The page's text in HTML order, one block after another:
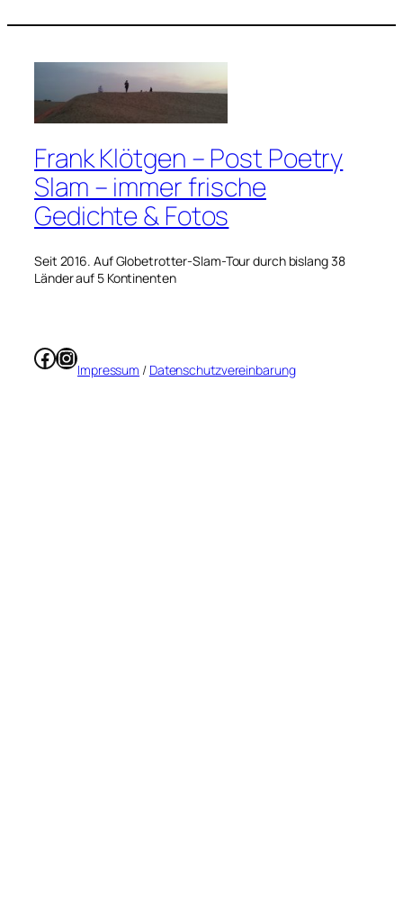
Frank Klötgen – Post Poetry
Slam – immer frische
Gedichte & Fotos
Seit 2016. Auf Globetrotter-Slam-Tour durch bislang 38
Länder auf 5 Kontinenten
Facebook
Instagram
Impressum / Datenschutzvereinbarung